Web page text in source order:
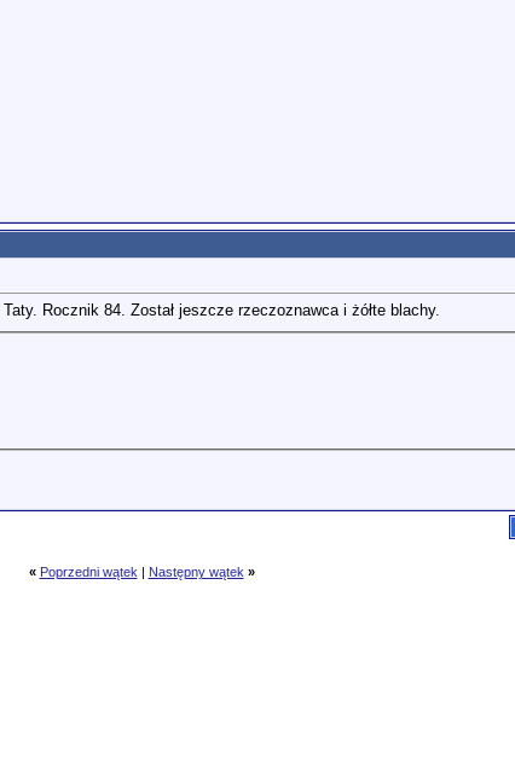
Rocznik 84. Został jeszcze rzeczoznawca i żółte blachy.
« Poprzedni wątek | Następny wątek »